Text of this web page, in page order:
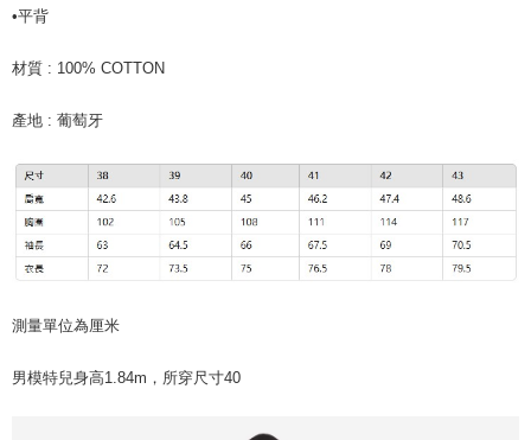
•平背
材質 : 100% COTTON
產地 : 葡萄牙
測量單位為厘米
男模特兒身高1.84m，所穿尺寸40